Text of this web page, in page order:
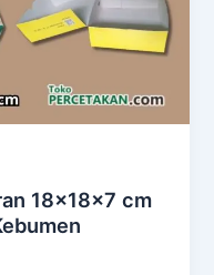
18x18x7 cm